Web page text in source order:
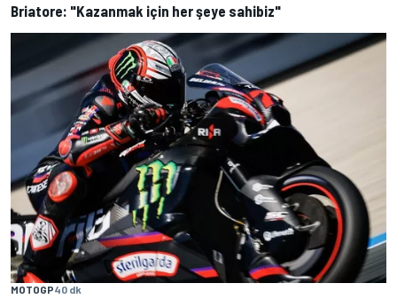
Briatore: "Kazanmak için her şeye sahibiz"
MOTOGP40 dk